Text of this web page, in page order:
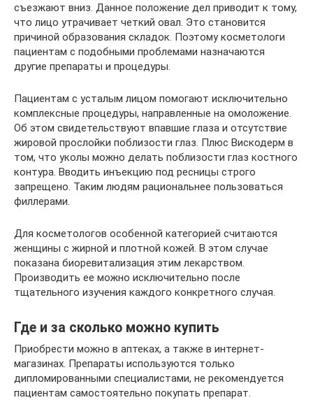
съезжают вниз. Данное положение дел приводит к тому,
что лицо утрачивает четкий овал. Это становится
причиной образования складок. Поэтому косметологи
пациентам с подобными проблемами назначаются
другие препараты и процедуры.
Пациентам с усталым лицом помогают исключительно
комплексные процедуры, направленные на омоложение.
Об этом свидетельствуют впавшие глаза и отсутствие
жировой прослойки поблизости глаз. Плюс Вискодерм в
том, что уколы можно делать поблизости глаз костного
контура. Вводить инъекцию под ресницы строго
запрещено. Таким людям рациональнее пользоваться
филлерами.
Для косметологов особенной категорией считаются
женщины с жирной и плотной кожей. В этом случае
показана биоревитализация этим лекарством.
Производить ее можно исключительно после
тщательного изучения каждого конкретного случая.
Где и за сколько можно купить
Приобрести можно в аптеках, а также в интернет-
магазинах. Препараты используются только
дипломированными специалистами, не рекомендуется
пациентам самостоятельно покупать препарат.